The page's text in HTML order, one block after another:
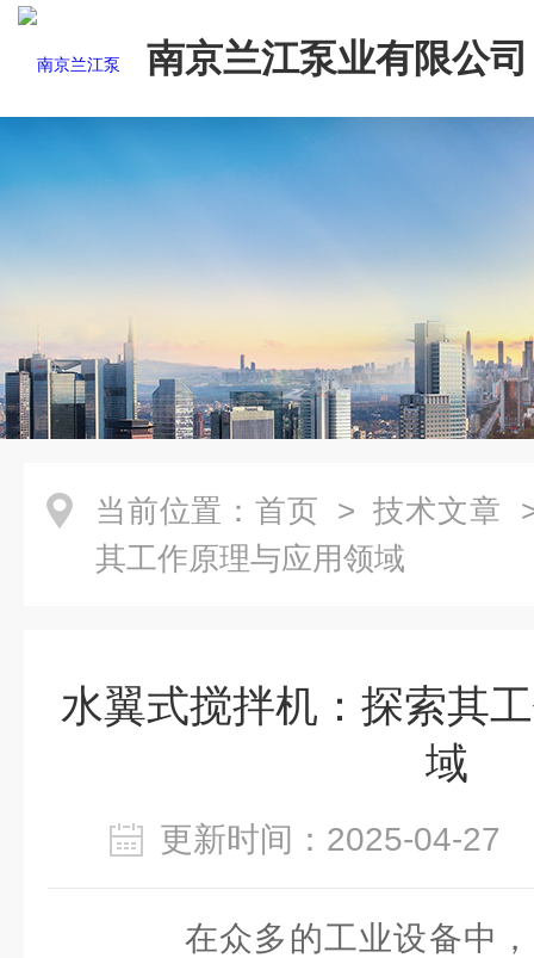
南京兰江泵业有限公司
当前位置： 首页 > 技术文章
其工作原理与应用领域
水翼式搅拌机：探索其
域
更新时间：2025-04-
在众多的工业设备中，